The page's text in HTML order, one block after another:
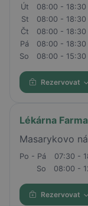
Út
08:00 - 18:30
St
08:00 - 18:30
Čt
08:00 - 18:30
Pá
08:00 - 18:30
So
08:00 - 15:30
Rezervovat
Lékárna
Masarykovo
Po - Pá
07:30 -
So
08:00 -
Rezervovat